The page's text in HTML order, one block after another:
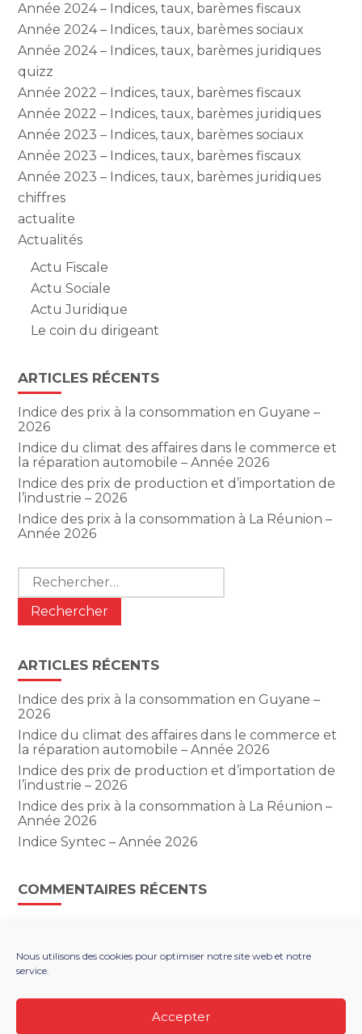
Nous utilisons des cookies pour optimiser notre site web et notre
service.
Accepter
Année 2024 – Indices, taux, barèmes fiscaux
Année 2024 – Indices, taux, barèmes sociaux
Année 2024 – Indices, taux, barèmes juridiques
quizz
Année 2022 – Indices, taux, barèmes fiscaux
Année 2022 – Indices, taux, barèmes juridiques
Année 2023 – Indices, taux, barèmes sociaux
Année 2023 – Indices, taux, barèmes fiscaux
Année 2023 – Indices, taux, barèmes juridiques
chiffres
actualite
Actualités
Actu Fiscale
Actu Sociale
Actu Juridique
Le coin du dirigeant
ARTICLES RÉCENTS
Indice des prix à la consommation en Guyane –
2026
Indice du climat des affaires dans le commerce et
la réparation automobile – Année 2026
Indice des prix de production et d’importation de
l’industrie – 2026
Indice des prix à la consommation à La Réunion –
Année 2026
Rechercher :
ARTICLES RÉCENTS
Indice des prix à la consommation en Guyane –
2026
Indice du climat des affaires dans le commerce et
la réparation automobile – Année 2026
Indice des prix de production et d’importation de
l’industrie – 2026
Indice des prix à la consommation à La Réunion –
Année 2026
Indice Syntec – Année 2026
COMMENTAIRES RÉCENTS
Principale
NOS SOLUTIONS NUMÉRIQUES